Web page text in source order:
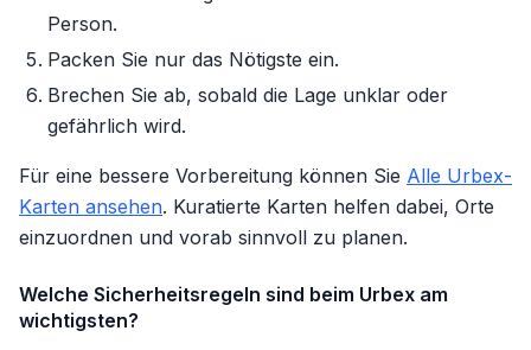
Person.
Packen Sie nur das Nötigste ein.
Brechen Sie ab, sobald die Lage unklar oder
gefährlich wird.
Für eine bessere Vorbereitung können Sie Alle Urbex-
Karten ansehen. Kuratierte Karten helfen dabei, Orte
einzuordnen und vorab sinnvoll zu planen.
Welche Sicherheitsregeln sind beim Urbex am
wichtigsten?